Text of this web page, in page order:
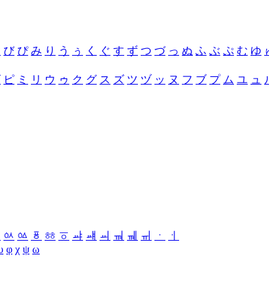
び ぴ み り う ぅ く ぐ す ず つ づ っ ぬ ふ ぶ ぷ む ゆ
ピ ミ リ ウ ゥ ク グ ス ズ ツ ヅ ッ ヌ フ ブ プ ム ユ ュ
ㆂ ㆃ ㆄ ㆅ ㆆ ㆇ ㆈ ㆉ ㆊ ㆋ ㆌ ㆍ
ㆎ
φ χ ψ ω